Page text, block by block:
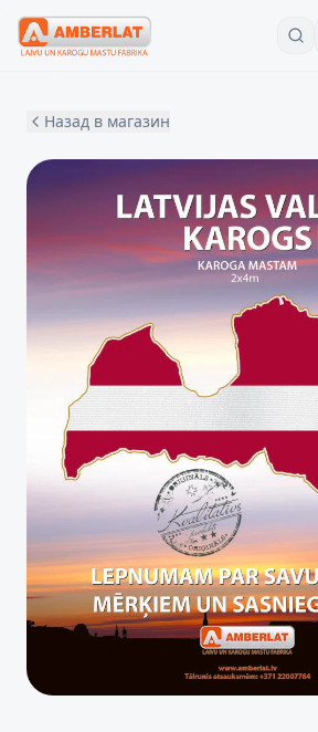
Назад в магазин